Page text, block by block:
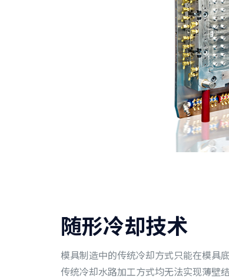
随形冷却技术
模具制造中的传统冷却方式只能在模具
传统冷却水路加工方式均无法实现薄壁